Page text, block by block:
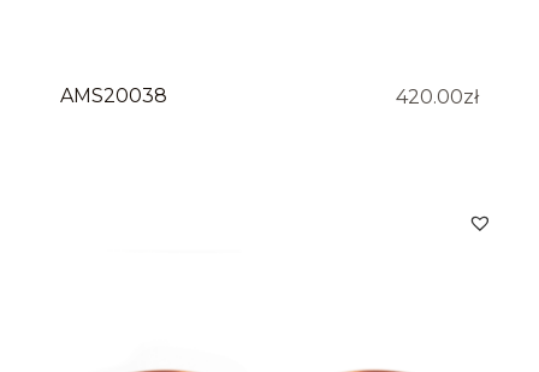
AMS20038 420.00zł